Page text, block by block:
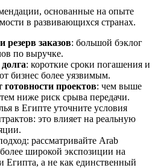
основанные на опыте
в развивающихся странах.
резерв заказов: большой бэклог
по выручке.
: короткие сроки погашения и
бизнес более уязвимым.
готовности проектов: чем выше
ниже риск срыва передачи.
в Египте уточните условия
это влияет на реальную
рассматривайте Arab
широкой экспозиции на
а не как единственный